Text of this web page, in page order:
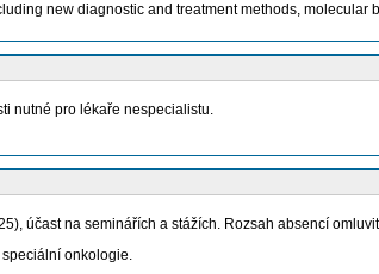
new diagnostic and treatment methods,
nutné pro lékaře nespecialistu.
účast na seminářích a stážích. Rozsah absencí
speciální onkologie.